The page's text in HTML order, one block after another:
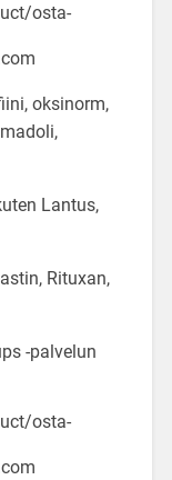
osta-
oksinorm,
Lantus,
Rituxan,
-palvelun
osta-